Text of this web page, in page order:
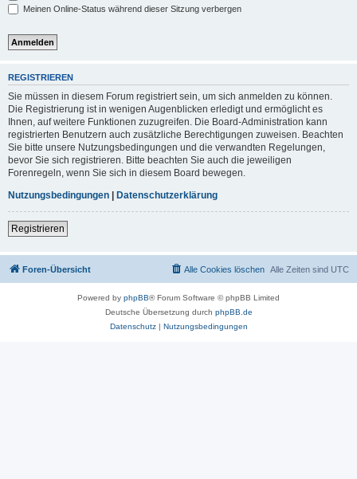
Meinen Online-Status während dieser Sitzung verbergen
REGISTRIEREN
Sie müssen in diesem Forum registriert sein, um sich anmelden zu können.
Die Registrierung ist in wenigen Augenblicken erledigt und ermöglicht es
Ihnen, auf weitere Funktionen zuzugreifen. Die Board-Administration kann
registrierten Benutzern auch zusätzliche Berechtigungen zuweisen. Beachten
Sie bitte unsere Nutzungsbedingungen und die verwandten Regelungen,
bevor Sie sich registrieren. Bitte beachten Sie auch die jeweiligen
Forenregeln, wenn Sie sich in diesem Board bewegen.
Nutzungsbedingungen | Datenschutzerklärung
Registrieren
Foren-Übersicht Alle Zeiten sind UTC
Alle Cookies löschen
Powered by phpBB® Forum Software © phpBB Limited
Deutsche Übersetzung durch phpBB.de
Datenschutz| Nutzungsbedingungen